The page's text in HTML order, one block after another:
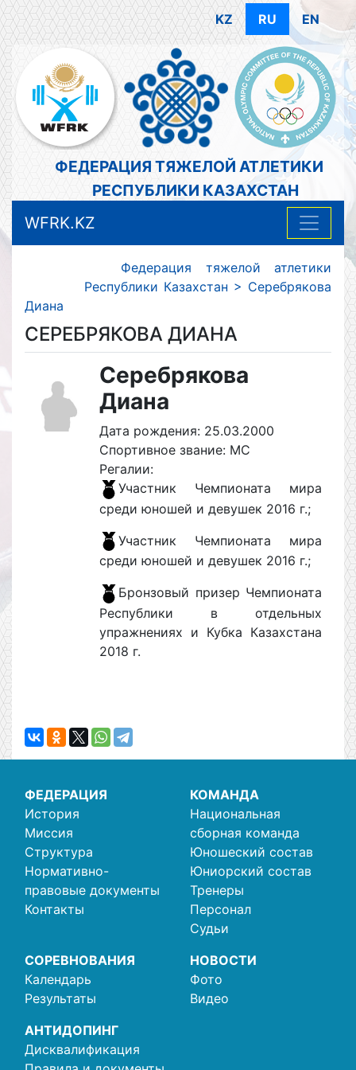
KZ RU EN
ФЕДЕРАЦИЯ ТЯЖЕЛОЙ АТЛЕТИКИ
РЕСПУБЛИКИ КАЗАХСТАН
WFRK.KZ
Федерация тяжелой атлетики
Республики Казахстан > Серебрякова
Диана
СЕРЕБРЯКОВА ДИАНА
Серебрякова
Диана
Дата рождения: 25.03.2000
Спортивное звание: МС
Регалии:
Участник Чемпионата мира
среди юношей и девушек 2016 г.;
Участник Чемпионата мира
среди юношей и девушек 2016 г.;
Бронзовый призер Чемпионата
Республики в отдельных
упражнениях и Кубка Казахстана
2018 г.
ФЕДЕРАЦИЯ
История
Миссия
Структура
Нормативно-
правовые документы
Контакты
КОМАНДА
Национальная
сборная команда
Юношеский состав
Юниорский состав
Тренеры
Персонал
Судьи
СОРЕВНОВАНИЯ
Календарь
Результаты
НОВОСТИ
Фото
Видео
АНТИДОПИНГ
Дисквалификация